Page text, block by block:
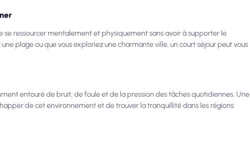
se ressourcer mentalement et physiquement sans avoir à supporter le
plage ou que vous exploriez une charmante ville, un court séjour peut vous
entouré de bruit, de foule et de la pression des tâches quotidiennes. Une
de cet environnement et de trouver la tranquillité dans les régions